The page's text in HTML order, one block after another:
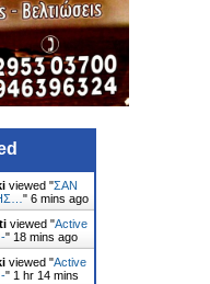
viewed "ΣΑΝ
" 7 mins ago
viewed "Active
" 18 mins ago
viewed "Active
" 1 hr 14 mins